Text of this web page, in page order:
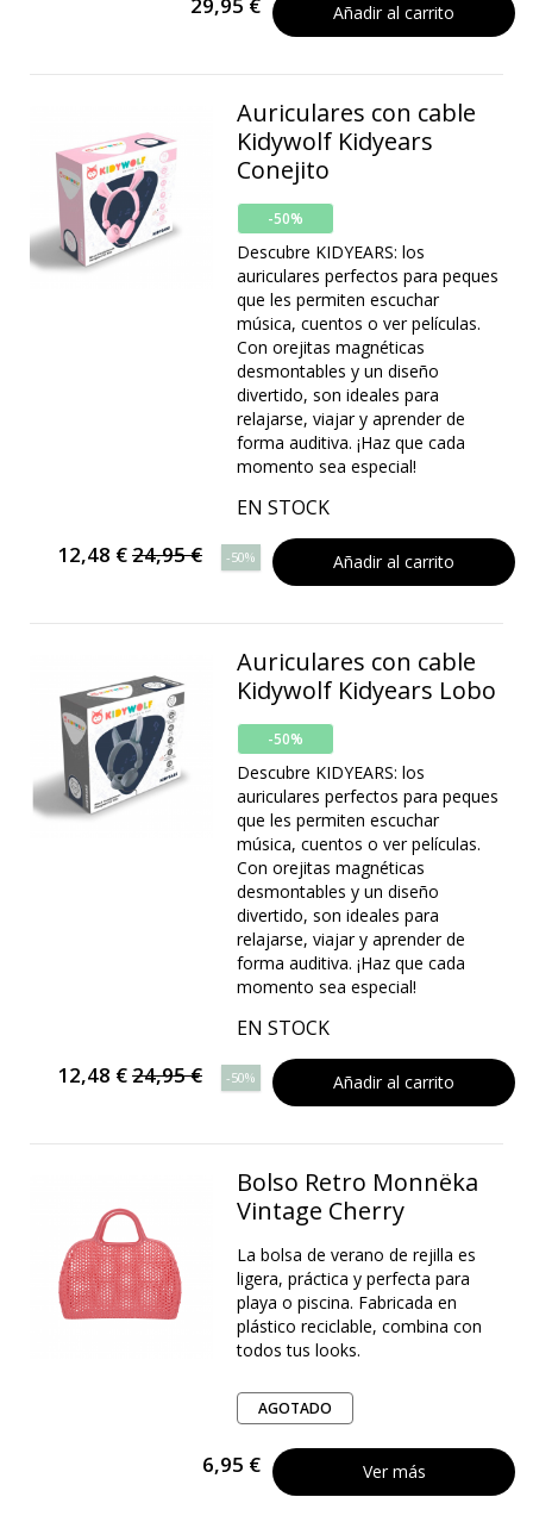
Añadir al carrito
Auriculares con cable
Kidywolf Kidyears
Conejito
-50%
Descubre KIDYEARS: los
auriculares perfectos para peques
que les permiten escuchar
música, cuentos o ver películas.
Con orejitas magnéticas
desmontables y un diseño
divertido, son ideales para
relajarse, viajar y aprender de
forma auditiva. ¡Haz que cada
momento sea especial!
EN STOCK
12,48 €24,95 € -50% Añadir al carrito
Auriculares con cable
Kidywolf Kidyears Lobo
-50%
Descubre KIDYEARS: los
auriculares perfectos para peques
que les permiten escuchar
música, cuentos o ver películas.
Con orejitas magnéticas
desmontables y un diseño
divertido, son ideales para
relajarse, viajar y aprender de
forma auditiva. ¡Haz que cada
momento sea especial!
EN STOCK
12,48 €24,95 € -50% Añadir al carrito
Bolso Retro Monnëka
Vintage Cherry
La bolsa de verano de rejilla es
ligera, práctica y perfecta para
playa o piscina. Fabricada en
plástico reciclable, combina con
todos tus looks.
AGOTADO
6,95 € Ver más